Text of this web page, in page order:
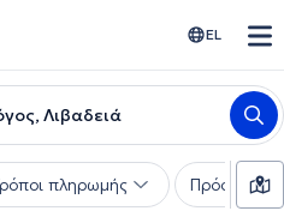
EL
Λιβαδειά
πληρωμής Πρόσθετα